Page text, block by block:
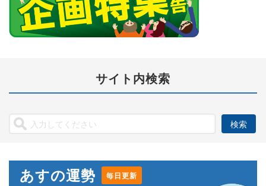
サイト内検索
あすの運勢 毎日更新